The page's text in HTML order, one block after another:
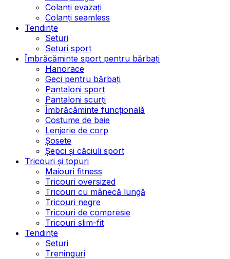
Colanți evazați
Colanți seamless
Tendințe
Seturi
Seturi sport
Îmbrăcăminte sport pentru bărbați
Hanorace
Geci pentru bărbați
Pantaloni sport
Pantaloni scurți
Îmbrăcăminte funcțională
Costume de baie
Lenjerie de corp
Șosete
Șepci și căciuli sport
Tricouri și topuri
Maiouri fitness
Tricouri oversized
Tricouri cu mânecă lungă
Tricouri negre
Tricouri de compresie
Tricouri slim-fit
Tendințe
Seturi
Treninguri